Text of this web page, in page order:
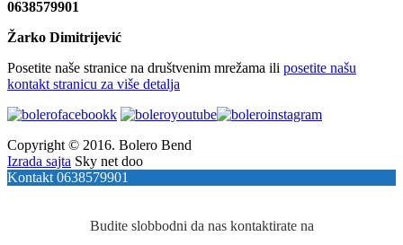
0638579901
Žarko Dimitrijević
Posetite naše stranice na društvenim mrežama ili posetite našu
kontakt stranicu za više detalja
Copyright © 2016. Bolero Bend
Izrada sajta Sky net doo
Kontakt 0638579901
Budite slobbodni da nas kontaktirate na